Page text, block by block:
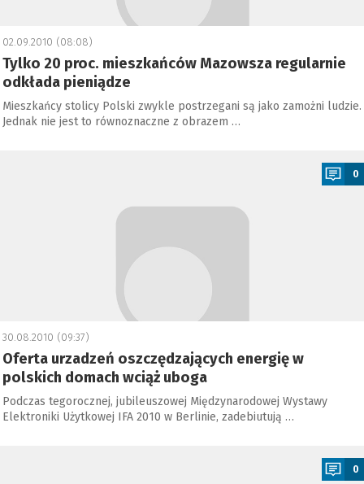
02.09.2010 (08:08)
Tylko 20 proc. mieszkańców Mazowsza regularnie
odkłada pieniądze
Mieszkańcy stolicy Polski zwykle postrzegani są jako zamożni ludzie.
Jednak nie jest to równoznaczne z obrazem …
0
30.08.2010 (09:37)
Oferta urzadzeń oszczędzających energię w
polskich domach wciąż uboga
Podczas tegorocznej, jubileuszowej Międzynarodowej Wystawy
Elektroniki Użytkowej IFA 2010 w Berlinie, zadebiutują …
0